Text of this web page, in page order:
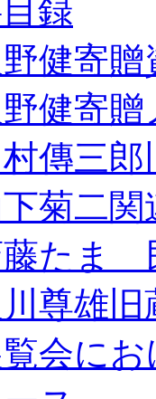
録
健寄贈
健寄
傳三郎
菊二関
たま
尊雄
会に